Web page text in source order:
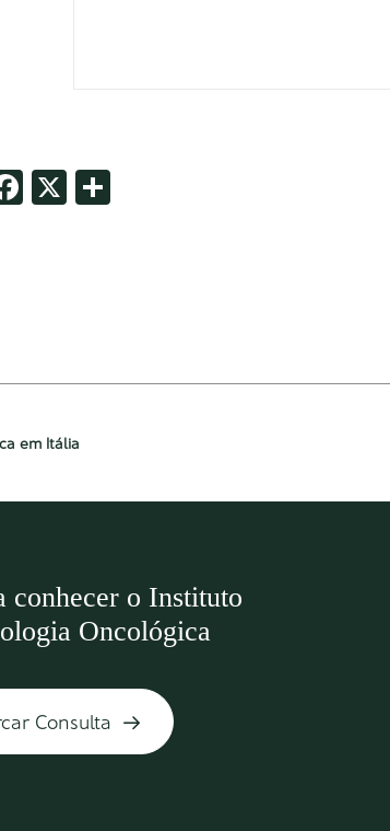
Facebook
X
em Itália
conhecer o Instituto
Oncológica
Consulta